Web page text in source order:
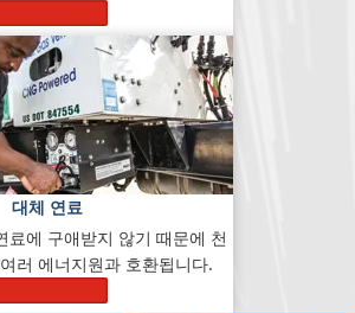
대체 연료
료에 구애받지 않기 때문에 천
러 에너지원과 호환됩니다.